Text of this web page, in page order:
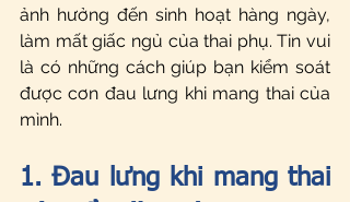
ảnh hưởng đến sinh hoạt hàng ngày,
làm mất giấc ngủ của thai phụ. Tin vui
là có những cách giúp bạn kiểm soát
được cơn đau lưng khi mang thai của
mình.
1. Đau lưng khi mang thai